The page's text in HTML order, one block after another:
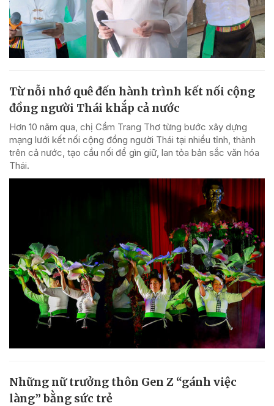
Từ nỗi nhớ quê đến hành trình kết nối cộng
đồng người Thái khắp cả nước
Hơn 10 năm qua, chị Cầm Trang Thơ từng bước xây dựng
mạng lưới kết nối cộng đồng người Thái tại nhiều tỉnh, thành
trên cả nước, tạo cầu nối để gìn giữ, lan tỏa bản sắc văn hóa
Thái.
Những nữ trưởng thôn Gen Z “gánh việc
làng” bằng sức trẻ